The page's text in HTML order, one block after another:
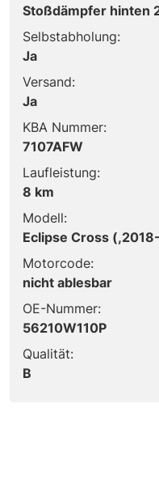
Stoßdämpfer hinten
Selbstabholung:
Ja
Versand:
Ja
KBA Nummer:
7107AFW
Laufleistung:
8 km
Modell:
Eclipse Cross
Motorcode:
nicht ablesbar
OE-Nummer:
56210W110P
Qualität:
B